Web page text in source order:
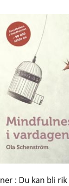
: Du kan bli